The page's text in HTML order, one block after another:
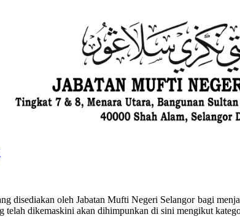
disediakan oleh Jabatan Mufti Negeri Selangor bagi
telah dikemaskini akan dihimpunkan di sini mengikut